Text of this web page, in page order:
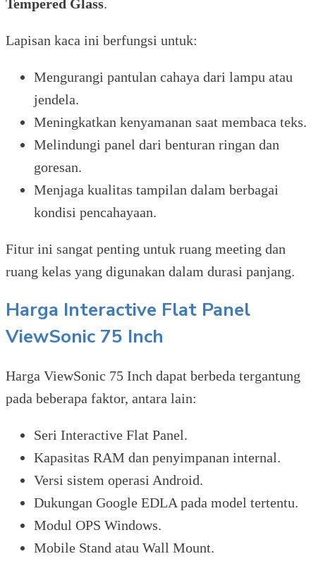
Tempered Glass.
Lapisan kaca ini berfungsi untuk:
Mengurangi pantulan cahaya dari lampu atau
jendela.
Meningkatkan kenyamanan saat membaca teks.
Melindungi panel dari benturan ringan dan
goresan.
Menjaga kualitas tampilan dalam berbagai
kondisi pencahayaan.
Fitur ini sangat penting untuk ruang meeting dan
ruang kelas yang digunakan dalam durasi panjang.
Harga Interactive Flat Panel
ViewSonic 75 Inch
Harga ViewSonic 75 Inch dapat berbeda tergantung
pada beberapa faktor, antara lain:
Seri Interactive Flat Panel.
Kapasitas RAM dan penyimpanan internal.
Versi sistem operasi Android.
Dukungan Google EDLA pada model tertentu.
Modul OPS Windows.
Mobile Stand atau Wall Mount.